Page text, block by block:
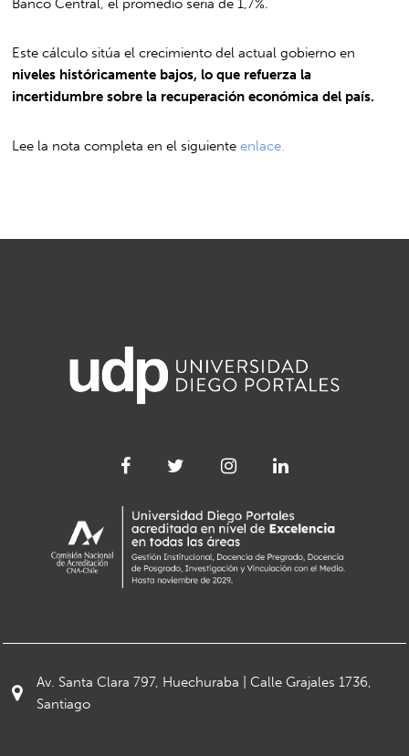
Este cálculo sitúa el crecimiento del actual gobierno en
niveles históricamente bajos, lo que refuerza la
incertidumbre sobre la recuperación económica del país.
Lee la nota completa en el siguiente enlace.
Av. Santa Clara 797, Huechuraba | Calle Grajales 1736,
Santiago